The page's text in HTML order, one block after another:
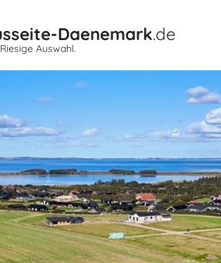
Daenemark.de
Auswahl.